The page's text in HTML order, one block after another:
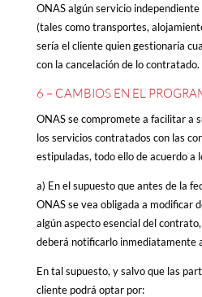
ONAS algún servicio
(tales como transportes,
sería el cliente quien gestionaría
con la cancelación de lo contratado.
6 – CAMBIOS EN EL
ONAS se compromete a facilitar a
los servicios contratados con las
estipuladas, todo ello de acuerdo a
a) En el supuesto que antes de la
ONAS se vea obligada a modificar
algún aspecto esencial del
deberá notificarlo inmediatamente
En tal supuesto, y salvo que las
cliente podrá optar por: